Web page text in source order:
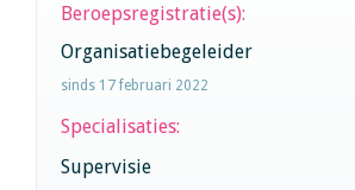
Beroepsregistratie(s):
Organisatiebegeleider
sinds 17 februari 2022
Specialisaties:
Supervisie